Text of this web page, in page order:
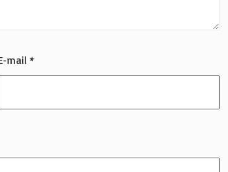
mail*